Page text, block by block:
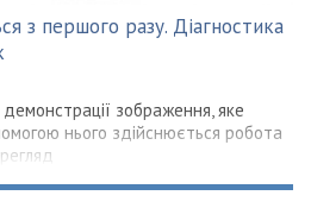
з першого разу. Діагностика
зображення, яке
нього здійснюється робота